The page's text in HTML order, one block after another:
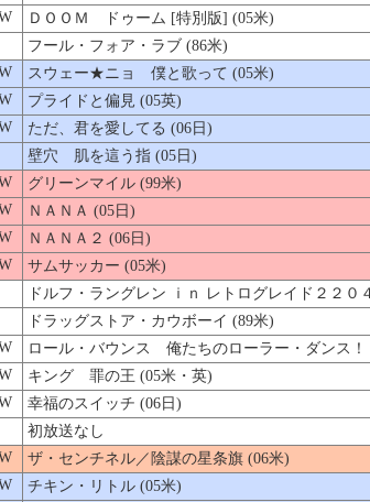
ＤＯＯＭ ドゥーム [特別版] (05米)
フール・フォア・ラブ (86米)
スウェー★ニョ 僕と歌って (05米)
プライドと偏見 (05英)
ただ、君を愛してる (06日)
壁穴 肌を這う指 (05日)
グリーンマイル (99米)
ＮＡＮＡ (05日)
ＮＡＮＡ２ (06日)
サムサッカー (05米)
ドルフ・ラングレン ｉｎ レトログレイド２２０
ドラッグストア・カウボーイ (89米)
ロール・バウンス 俺たちのローラー・ダンス！
キング 罪の王 (05米・英)
幸福のスイッチ (06日)
初放送なし
ザ・センチネル／陰謀の星条旗 (06米)
チキン・リトル (05米)